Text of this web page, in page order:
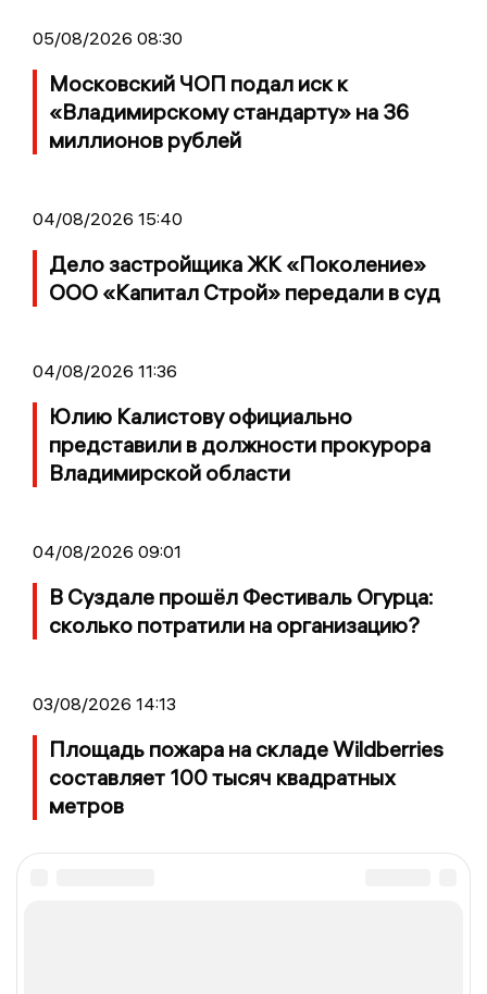
05/08/2026 08:30
Московский ЧОП подал иск к
«Владимирскому стандарту» на 36
миллионов рублей
04/08/2026 15:40
Дело застройщика ЖК «Поколение»
ООО «Капитал Строй» передали в суд
04/08/2026 11:36
Юлию Калистову официально
представили в должности прокурора
Владимирской области
04/08/2026 09:01
В Суздале прошёл Фестиваль Огурца:
сколько потратили на организацию?
03/08/2026 14:13
Площадь пожара на складе Wildberries
составляет 100 тысяч квадратных
метров